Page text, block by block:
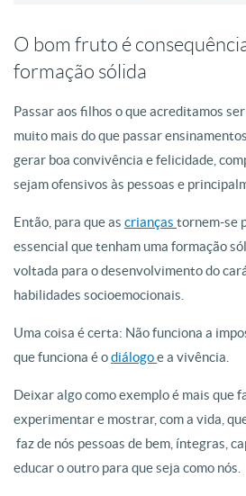
O bom fruto é
formação sólida
Passar aos filhos o que acreditamos
muito mais do que passar
gerar boa convivência e felicidade,
sejam ofensivos às pessoas e
Então, para que as crianças tornem-se
essencial que tenham uma formação
voltada para o desenvolvimento do
habilidades socioemocionais.
Uma coisa é certa: Não funciona a
que funciona é odiálogoe a vivência.
Deixar algo como exemplo é mais que
experimentar e mostrar, com a vida,
faz de nós pessoas de bem, íntegras,
educar o outro para que seja como nós.